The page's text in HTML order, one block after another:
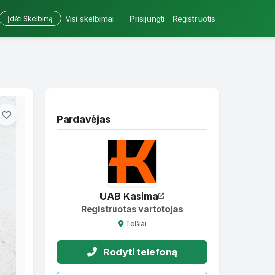
Įdėti Skelbimą Visi skelbimai Prisijungti Registruotis
Pardavėjas
UAB Kasima
Registruotas vartotojas
Telšiai
Rodyti telefoną